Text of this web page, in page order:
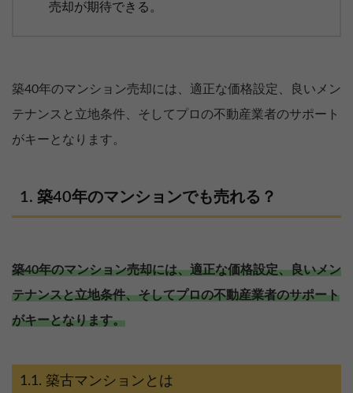
売却が期待できる。
築40年のマンション売却には、適正な価格設定、良いメン
テナンスと立地条件、そしてプロの不動産業者のサポート
がキーとなります。
築40年のマンションでも売れる？
築40年のマンション売却には、適正な価格設定、良いメン
テナンスと立地条件、そしてプロの不動産業者のサポート
がキーとなります。
築古マンションとは